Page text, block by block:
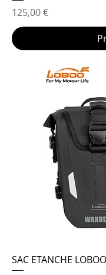
Prix
125,00 €
SAC ETANCHE